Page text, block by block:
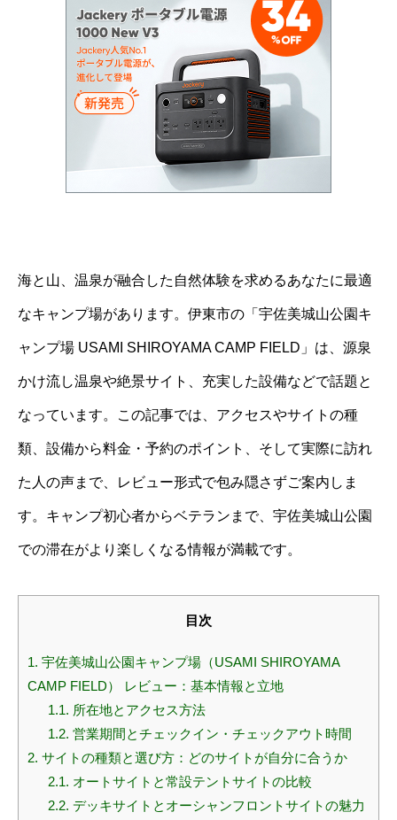
海と山、温泉が融合した自然体験を求めるあなたに最適
なキャンプ場があります。伊東市の「宇佐美城山公園キ
ャンプ場 USAMI SHIROYAMA CAMP FIELD」は、源泉
かけ流し温泉や絶景サイト、充実した設備などで話題と
なっています。この記事では、アクセスやサイトの種
類、設備から料金・予約のポイント、そして実際に訪れ
た人の声まで、レビュー形式で包み隠さずご案内しま
す。キャンプ初心者からベテランまで、宇佐美城山公園
での滞在がより楽しくなる情報が満載です。
目次
1. 宇佐美城山公園キャンプ場（USAMI SHIROYAMA
CAMP FIELD） レビュー：基本情報と立地
1.1. 所在地とアクセス方法
1.2. 営業期間とチェックイン・チェックアウト時間
2. サイトの種類と選び方：どのサイトが自分に合うか
2.1. オートサイトと常設テントサイトの比較
2.2. デッキサイトとオーシャンフロントサイトの魅力